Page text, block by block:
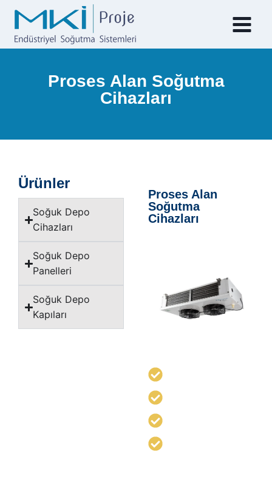
Proses Alan Soğutma
Cihazları
Ürünler
Soğuk Depo
Cihazları
Soğuk Depo
Panelleri
Soğuk Depo
Kapıları
Proses Alan
Soğutma
Cihazları